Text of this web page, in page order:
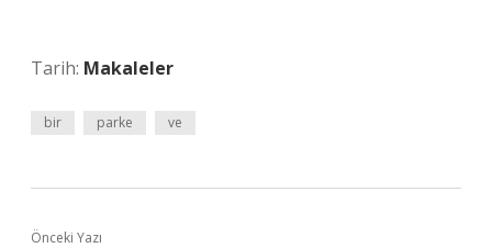
Tarih: Makaleler
bir parke ve
Önceki Yazı